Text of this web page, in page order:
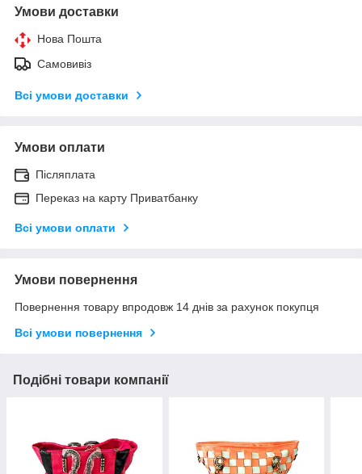
Умови доставки
Нова Пошта
Самовивіз
Всі умови доставки
Умови оплати
Післяплата
Переказ на карту Приватбанку
Всі умови оплати
Умови повернення
Повернення товару впродовж 14 днів за рахунок покупця
Всі умови повернення
Подібні товари компанії